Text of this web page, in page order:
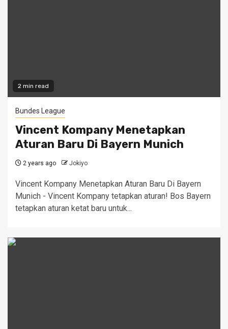
2 min read
Bundes League
Vincent Kompany Menetapkan
Aturan Baru Di Bayern Munich
2 years ago Jokiyo
Vincent Kompany Menetapkan Aturan Baru Di Bayern
Munich - Vincent Kompany tetapkan aturan! Bos Bayern
tetapkan aturan ketat baru untuk...